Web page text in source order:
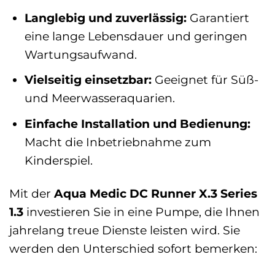
Langlebig und zuverlässig:Garantiert
eine lange Lebensdauer und geringen
Wartungsaufwand.
Vielseitig einsetzbar:Geeignet für Süß-
und Meerwasseraquarien.
Einfache Installation und Bedienung:
Macht die Inbetriebnahme zum
Kinderspiel.
Mit der Aqua Medic DC Runner X.3 Series
1.3 investieren Sie in eine Pumpe, die Ihnen
jahrelang treue Dienste leisten wird. Sie
werden den Unterschied sofort bemerken: